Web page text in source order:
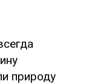
природу